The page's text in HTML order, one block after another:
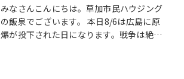
みなさんこんにちは。草加市民ハウジング
の飯泉でございます。 本日8/6は広島に原
爆が投下された日になります。戦争は絶対